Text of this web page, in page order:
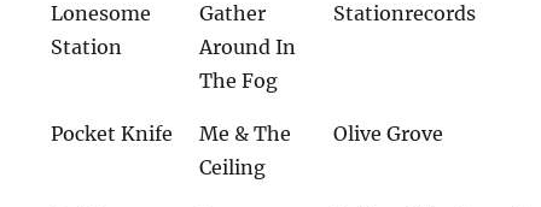
Lonesome
Station
Gather
Around In
The Fog
Stationrecords
Pocket Knife
Me & The
Ceiling
Olive Grove